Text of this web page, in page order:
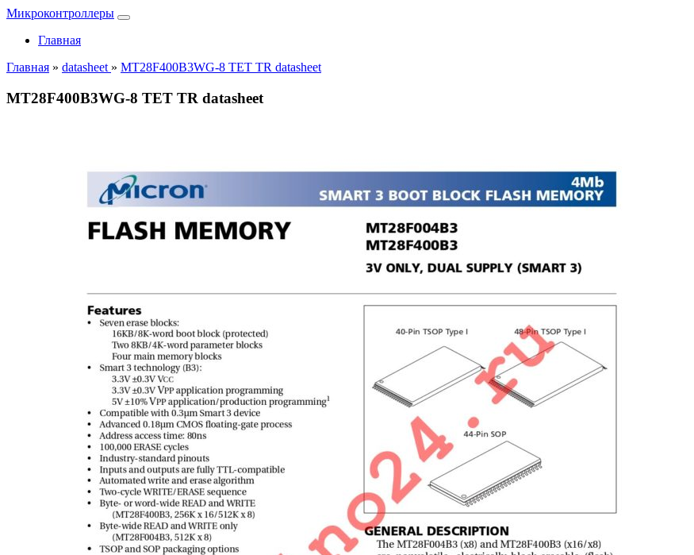
Микроконтроллеры
Главная
Главная » datasheet » MT28F400B3WG-8 TET TR datasheet
MT28F400B3WG-8 TET TR datasheet